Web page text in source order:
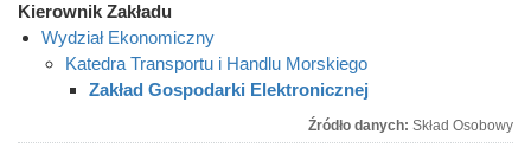
Kierownik Zakładu
Wydział Ekonomiczny
Katedra Transportu i Handlu Morskiego
Zakład Gospodarki Elektronicznej
Źródło danych: Skład Osobowy